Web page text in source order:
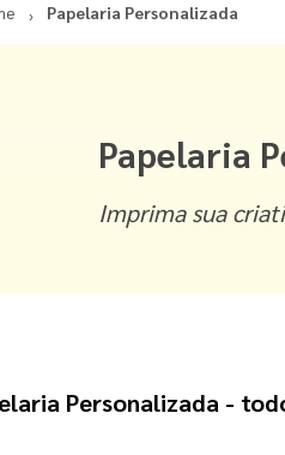
Papelaria Personalizada
Papelaria
Imprima sua
Personalizada -